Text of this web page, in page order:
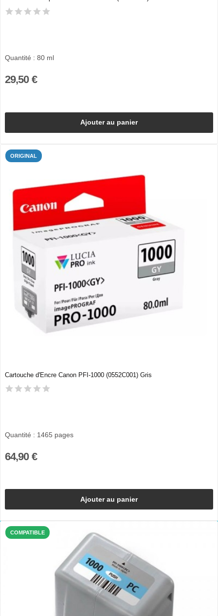
Quantité : 80 ml
29,50 €
Ajouter au panier
ORIGINAL
Cartouche d'Encre Canon PFI-1000 (0552C001) Gris
Quantité : 1465 pages
64,90 €
Ajouter au panier
COMPATIBLE